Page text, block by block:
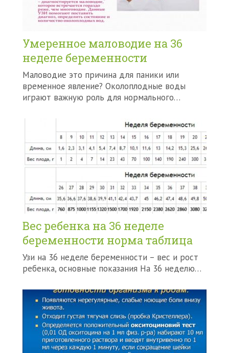
Умеренное маловодие на 36
неделе беременности
Маловодие это причина для паники или
временное явление? Околоплодные воды
играют важную роль для нормального…
Вес ребенка на 36 неделе
беременности норма таблица
Узи на 36 неделе беременности – вес и рост
ребенка, основные показания На 36 неделю…